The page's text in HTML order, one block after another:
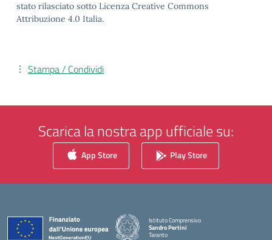
stato rilasciato sotto Licenza Creative Commons
Attribuzione 4.0 Italia.
Stampa / Condividi
Scarica la nostra app ufficiale su:
App Store Play Store
Istituto Comprensivo
Sandro Pertini
Taranto